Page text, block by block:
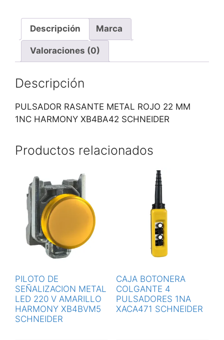
Descripción Marca
Valoraciones (0)
Descripción
PULSADOR RASANTE METAL ROJO 22 MM
1NC HARMONY XB4BA42 SCHNEIDER
Productos relacionados
PILOTO DE
SEÑALIZACION METAL
LED 220 V AMARILLO
HARMONY XB4BVM5
SCHNEIDER
CAJA BOTONERA
COLGANTE 4
PULSADORES 1NA
XACA471 SCHNEIDER